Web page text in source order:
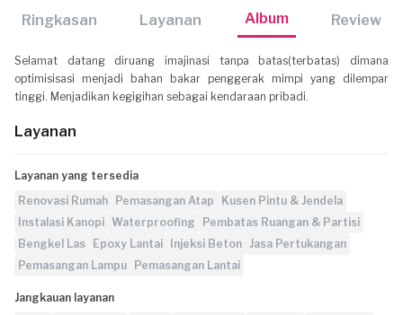
Ringkasan Layanan Album Review
Selamat datang diruang imajinasi tanpa batas(terbatas) dimana
optimisisasi menjadi bahan bakar penggerak mimpi yang dilempar
tinggi. Menjadikan kegigihan sebagai kendaraan pribadi.
Layanan
Layanan yang tersedia
Renovasi Rumah
Pemasangan Atap
Kusen Pintu & Jendela
Instalasi Kanopi Waterproofing
Pembatas Ruangan & Partisi
Bengkel Las
Epoxy Lantai Injeksi Beton Jasa Pertukangan
Pemasangan Lampu
Pemasangan Lantai
Jangkauan layanan